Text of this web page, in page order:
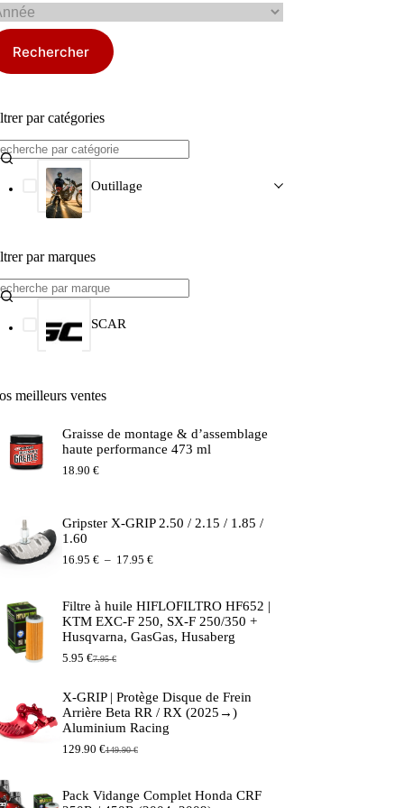
Rechercher
par catégories
Outillage
par marques
SCAR
meilleurs ventes
Graisse de montage & d’assemblage
haute performance 473 ml
18.90 €
Gripster X-GRIP 2.50 / 2.15 / 1.85 /
1.60
16.95 € – 17.95 €Plage
16.95 €
à
17.95 €
Filtre à huile HIFLOFILTRO HF652 |
KTM EXC-F 250, SX-F 250/350 +
Husqvarna, GasGas, Husaberg
7.95€
Le
initial
était :
7.95 €.
5.95 €
Le
actuel
est :
5.95 €.
X-GRIP | Protège Disque de Frein
Arrière Beta RR / RX (2025→)
Aluminium Racing
149.90€
Le
était :
129.90 €
Le
est :
Pack Vidange Complet Honda CRF